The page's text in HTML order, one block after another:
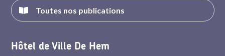
Toutes nos publications
Hôtel de Ville De Hem